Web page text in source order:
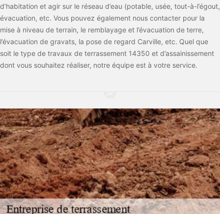
d’habitation et agir sur le réseau d’eau (potable, usée, tout-à-l’égout,
évacuation, etc. Vous pouvez également nous contacter pour la
mise à niveau de terrain, le remblayage et l’évacuation de terre,
l’évacuation de gravats, la pose de regard Carville, etc. Quel que
soit le type de travaux de terrassement 14350 et d’assainissement
dont vous souhaitez réaliser, notre équipe est à votre service.